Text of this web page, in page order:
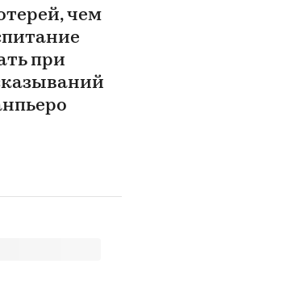
чем
при